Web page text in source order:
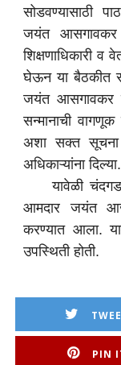
सोडवण्यासाठी
जयंत आसगावकर
शिक्षणाधिकारी
घेऊन या बैठकीत
जयंत आसगावकर
सन्मानाची वागणूक
अशा सक्त सूचना
अधिकाऱ्यांना दिल्या.
यावेळी चंदगड,
आमदार जयंत
करण्यात आला.
उपस्थिती होती.
PIN